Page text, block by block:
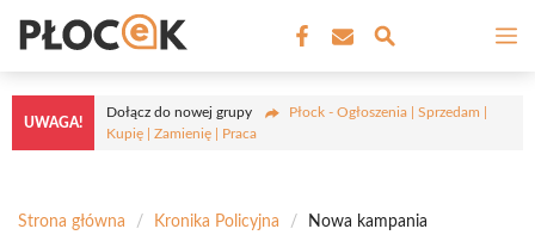
treści
UWAGA!
Dołącz do nowej grupy
Płock - Ogłoszenia | Sprzedam |
Kupię | Zamienię | Praca
Strona główna / Kronika Policyjna /
Nowa kampania